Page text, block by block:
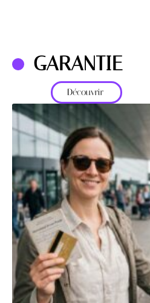
GARANTIE
Découvrir